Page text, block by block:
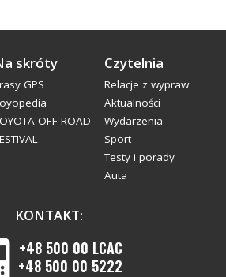
skróty
GPS
OFF-ROAD
Czytelnia
Relacje z wypraw
Aktualności
Wydarzenia
Sport
Testy i porady
Auta
KONTAKT:
+48 500 00 LCAC
+48 500 00 5222